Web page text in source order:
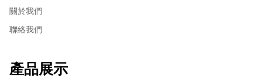
關於我們
聯絡我們
產品展示